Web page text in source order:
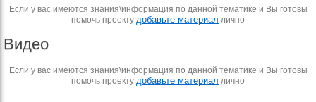
Если у вас имеются знания\информация по данной тематике и Вы готовы
помочь проекту добавьте материал лично
Видео
Если у вас имеются знания\информация по данной тематике и Вы готовы
помочь проекту добавьте материал лично